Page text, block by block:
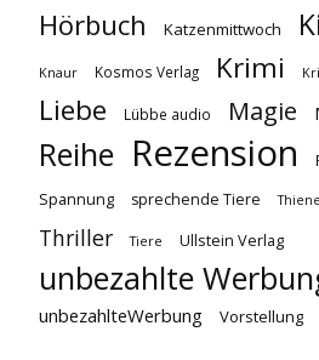
Hörbuch Katzenmittwoch
Knaur Kosmos Verlag Krimi
Liebe Lübbe audio Magie
Reihe Rezension
Spannung sprechende Tiere
Thriller Tiere Ullstein Verlag
unbezahlte
unbezahlteWerbung Vorstellung